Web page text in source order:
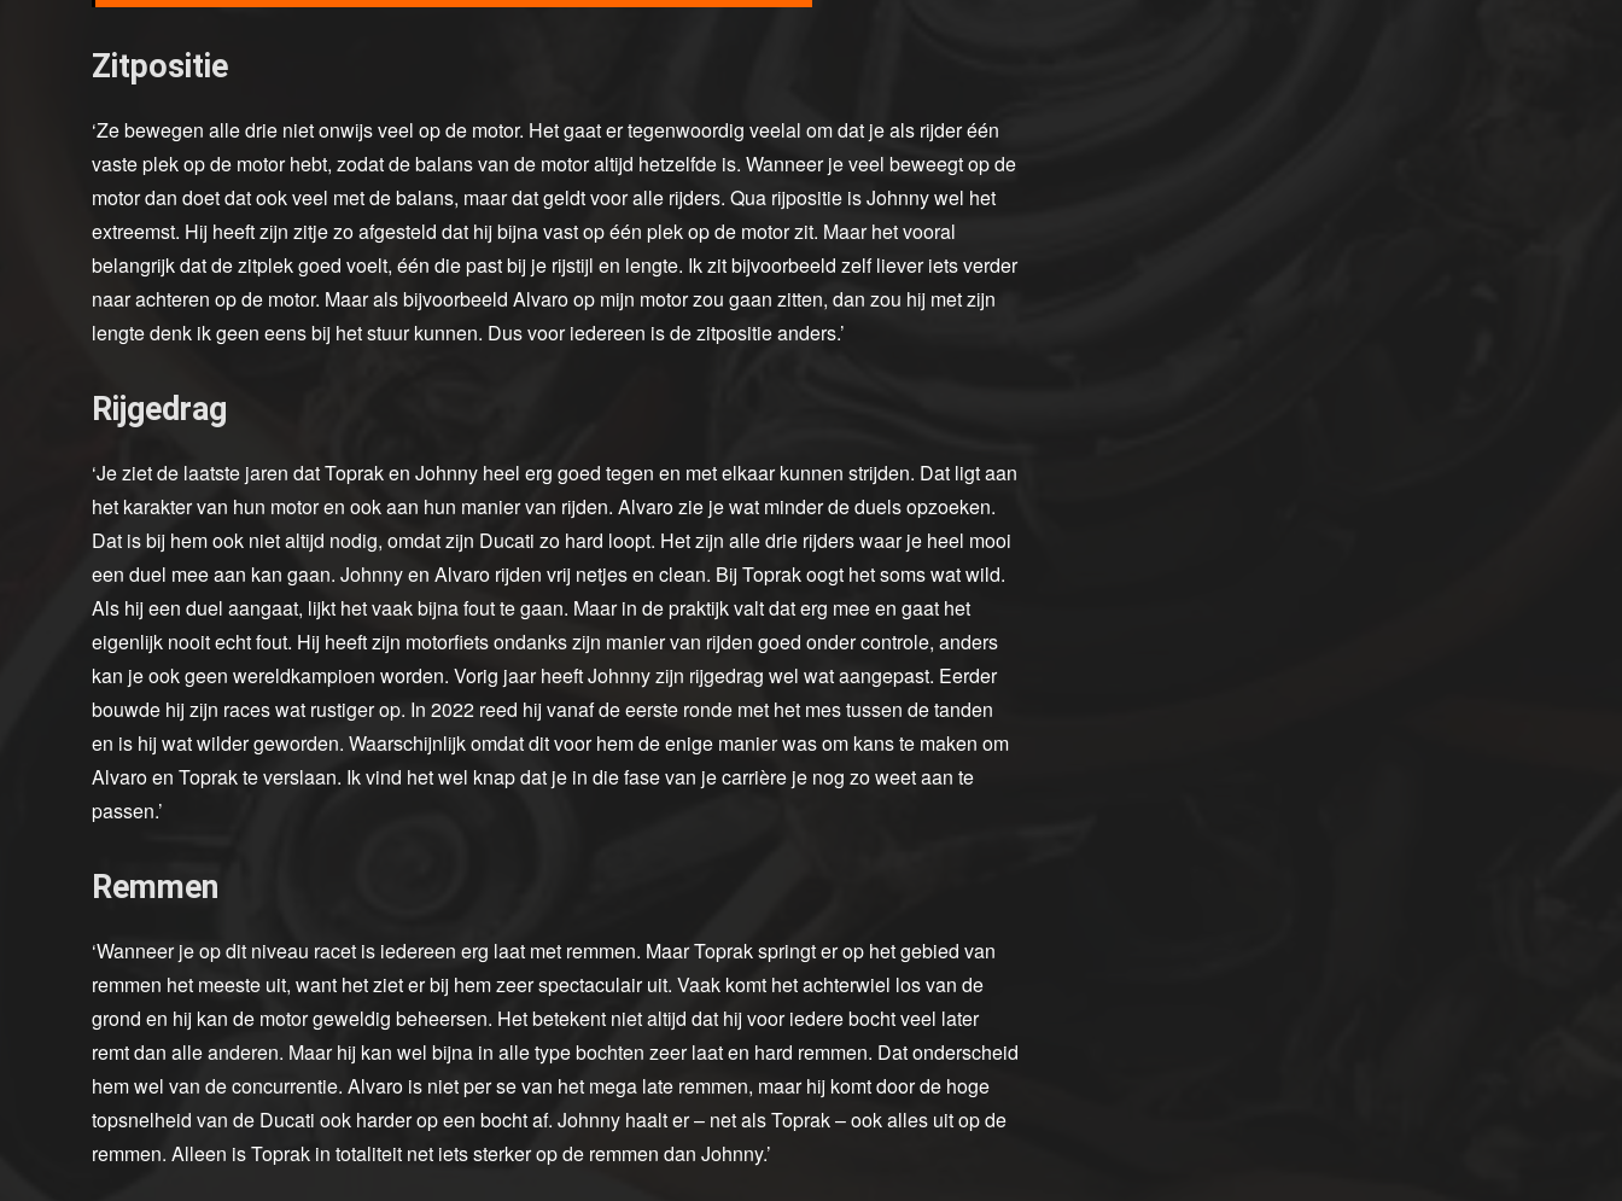
Zitpositie
‘Ze bewegen alle drie niet onwijs veel op de motor. Het gaat er tegenwoordig veelal om dat je als rijder één
vaste plek op de motor hebt, zodat de balans van de motor altijd hetzelfde is. Wanneer je veel beweegt op de
motor dan doet dat ook veel met de balans, maar dat geldt voor alle rijders. Qua rijpositie is Johnny wel het
extreemst. Hij heeft zijn zitje zo afgesteld dat hij bijna vast op één plek op de motor zit. Maar het vooral
belangrijk dat de zitplek goed voelt, één die past bij je rijstijl en lengte. Ik zit bijvoorbeeld zelf liever iets verder
naar achteren op de motor. Maar als bijvoorbeeld Alvaro op mijn motor zou gaan zitten, dan zou hij met zijn
lengte denk ik geen eens bij het stuur kunnen. Dus voor iedereen is de zitpositie anders.’
Rijgedrag
‘Je ziet de laatste jaren dat Toprak en Johnny heel erg goed tegen en met elkaar kunnen strijden. Dat ligt aan
het karakter van hun motor en ook aan hun manier van rijden. Alvaro zie je wat minder de duels opzoeken.
Dat is bij hem ook niet altijd nodig, omdat zijn Ducati zo hard loopt. Het zijn alle drie rijders waar je heel mooi
een duel mee aan kan gaan. Johnny en Alvaro rijden vrij netjes en clean. Bij Toprak oogt het soms wat wild.
Als hij een duel aangaat, lijkt het vaak bijna fout te gaan. Maar in de praktijk valt dat erg mee en gaat het
eigenlijk nooit echt fout. Hij heeft zijn motorfiets ondanks zijn manier van rijden goed onder controle, anders
kan je ook geen wereldkampioen worden. Vorig jaar heeft Johnny zijn rijgedrag wel wat aangepast. Eerder
bouwde hij zijn races wat rustiger op. In 2022 reed hij vanaf de eerste ronde met het mes tussen de tanden
en is hij wat wilder geworden. Waarschijnlijk omdat dit voor hem de enige manier was om kans te maken om
Alvaro en Toprak te verslaan. Ik vind het wel knap dat je in die fase van je carrière je nog zo weet aan te
passen.’
Remmen
‘Wanneer je op dit niveau racet is iedereen erg laat met remmen. Maar Toprak springt er op het gebied van
remmen het meeste uit, want het ziet er bij hem zeer spectaculair uit. Vaak komt het achterwiel los van de
grond en hij kan de motor geweldig beheersen. Het betekent niet altijd dat hij voor iedere bocht veel later
remt dan alle anderen. Maar hij kan wel bijna in alle type bochten zeer laat en hard remmen. Dat onderscheid
hem wel van de concurrentie. Alvaro is niet per se van het mega late remmen, maar hij komt door de hoge
topsnelheid van de Ducati ook harder op een bocht af. Johnny haalt er – net als Toprak – ook alles uit op de
remmen. Alleen is Toprak in totaliteit net iets sterker op de remmen dan Johnny.’